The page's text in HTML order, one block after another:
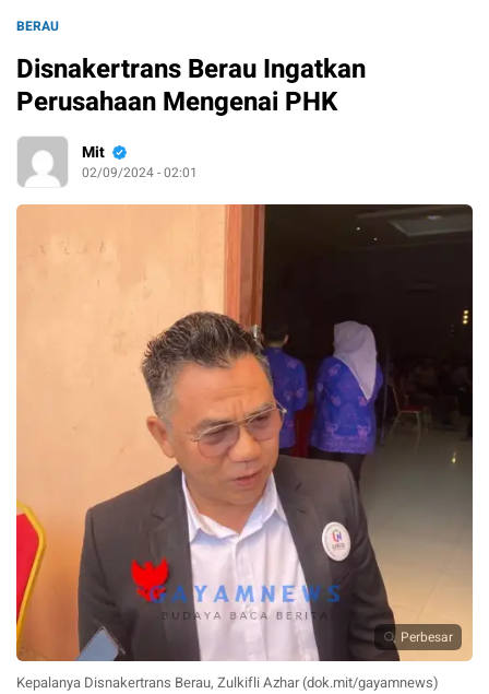
BERAU
Disnakertrans Berau Ingatkan
Perusahaan Mengenai PHK
Mit
02/09/2024 - 02:01
Perbesar
Kepalanya Disnakertrans Berau, Zulkifli Azhar (dok.mit/gayamnews)